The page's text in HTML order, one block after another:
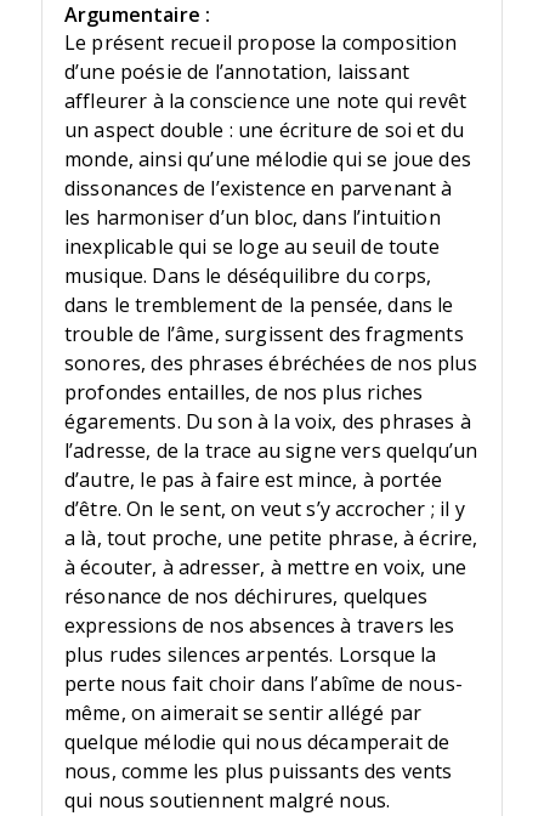
Argumentaire :
Le présent recueil propose la composition
d’une poésie de l’annotation, laissant
affleurer à la conscience une note qui revêt
un aspect double : une écriture de soi et du
monde, ainsi qu’une mélodie qui se joue des
dissonances de l’existence en parvenant à
les harmoniser d’un bloc, dans l’intuition
inexplicable qui se loge au seuil de toute
musique. Dans le déséquilibre du corps,
dans le tremblement de la pensée, dans le
trouble de l’âme, surgissent des fragments
sonores, des phrases ébréchées de nos plus
profondes entailles, de nos plus riches
égarements. Du son à la voix, des phrases à
l’adresse, de la trace au signe vers quelqu’un
d’autre, le pas à faire est mince, à portée
d’être. On le sent, on veut s’y accrocher ; il y
a là, tout proche, une petite phrase, à écrire,
à écouter, à adresser, à mettre en voix, une
résonance de nos déchirures, quelques
expressions de nos absences à travers les
plus rudes silences arpentés. Lorsque la
perte nous fait choir dans l’abîme de nous-
même, on aimerait se sentir allégé par
quelque mélodie qui nous décamperait de
nous, comme les plus puissants des vents
qui nous soutiennent malgré nous.